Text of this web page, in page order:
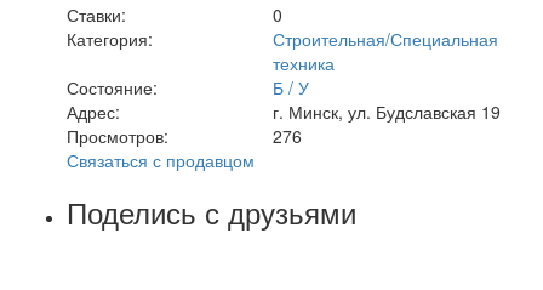
Ставки:
0
Категория:
Строительная/Специальная
техника
Состояние:
Б / У
Адрес:
г. Минск, ул. Будславская 19
Просмотров:
276
Связаться с продавцом
Поделись с друзьями